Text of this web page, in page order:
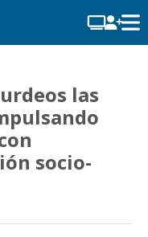
las
socio-